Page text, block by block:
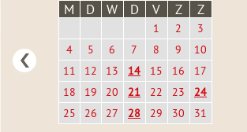
M D W D V Z Z
1 2
3
4
5 6 7 8 9
10
11
12 13 14 15 16
17
18
19 20 21 22 23
24
25
26 27 28 29 30 31